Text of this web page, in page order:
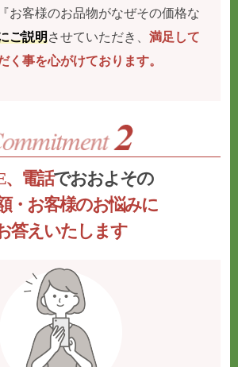
お客様のお品物がなぜその価格な
ご説明させていただき、満足して
く事を心がけております。
、電話でおおよその
・お客様のお悩みに
答えいたします